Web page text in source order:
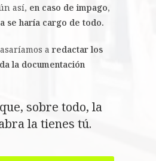
así, en caso de impago,
se haría cargo de todo.
a redactar los
la documentación
sobre todo, la
la tienes tú.